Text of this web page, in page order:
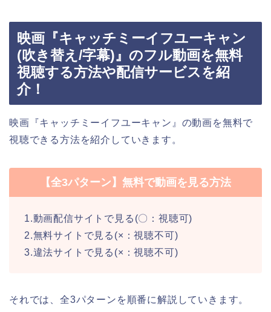
映画『キャッチミーイフユーキャン
(吹き替え/字幕)』のフル動画を無料
視聴する方法や配信サービスを紹
介！
映画『キャッチミーイフユーキャン』の動画を無料で
視聴できる方法を紹介していきます。
【全3パターン】無料で動画を見る方法
1.動画配信サイトで見る(〇：視聴可)
2.無料サイトで見る(×：視聴不可)
3.違法サイトで見る(×：視聴不可)
それでは、全3パターンを順番に解説していきます。